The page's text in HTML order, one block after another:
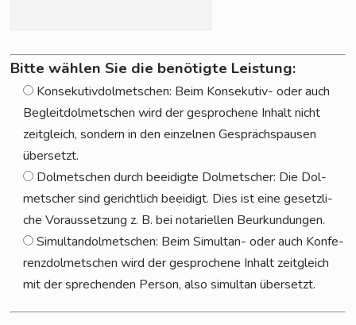
Bitte wählen Sie die benötigte Leistung:
Kon­se­ku­tiv­dol­met­schen: Beim Kon­se­ku­tiv- oder auch
Begleit­dol­met­schen wird der gespro­che­ne Inhalt nicht
zeit­gleich, son­dern in den ein­zel­nen Gesprächs­pau­sen
über­setzt.
Dol­met­schen durch beei­dig­te Dol­met­scher: Die Dol­
met­scher sind gericht­lich beei­digt. Dies ist eine gesetz­li­
che Vor­aus­set­zung z. B. bei nota­ri­el­len Beur­kun­dun­gen.
Simul­tan­dol­met­schen: Beim Simul­tan- oder auch Kon­fe­
renz­dol­met­schen wird der gespro­che­ne Inhalt zeit­gleich
mit der spre­chen­den Per­son, also simul­tan übersetzt.